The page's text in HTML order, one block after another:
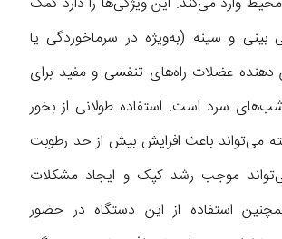
بینی و سینه (به‌ویژه در سرماخوردگی یا
دهنده عضلات راه‌های تنفسی و مفید برای
سرد است. استفاده طولانی از بخور
می‌تواند باعث افزایش بیش از حد رطوبت
موجب رشد کپک و ایجاد مشکلات
استفاده از این دستگاه در حضور